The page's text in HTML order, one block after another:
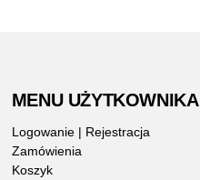
MENU UŻYTKOWNIKA
Logowanie | Rejestracja
Zamówienia
Koszyk